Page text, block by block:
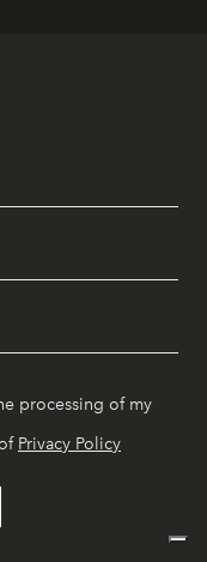
processing of my
Privacy Policy